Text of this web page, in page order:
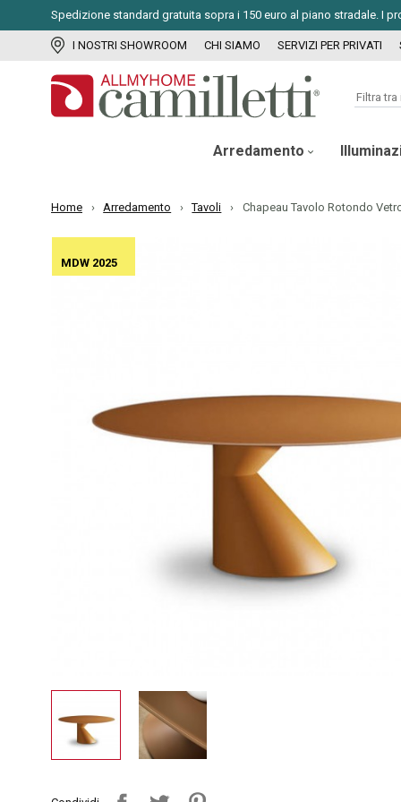
Spedizione standard gratuita sopra i 150 euro al piano stradale. I
I NOSTRI SHOWROOM CHI SIAMO SERVIZI PER PRIVATI
Arredamento
Home Arredamento Tavoli Chapeau Tavolo Rotondo
MDW 2025
MDW 2025